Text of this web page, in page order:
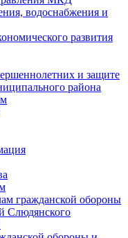
водоснабжения и
развития
и защите
района
гражданской обороны
Слюдянского